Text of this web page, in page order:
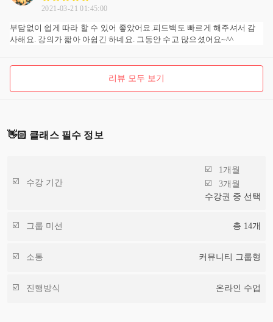
2021-03-21 01:45:00
부담없이 쉽게 따라 할 수 있어 좋았어요.피드백도 빠르게 해주셔서 감
사해요. 강의가 짧아 아쉽긴 하네요. 그동안 수고 많으셨어요~^^
리뷰 모두 보기
👋🏻 클래스 필수 정보
수강 기간
1개월
3개월
수강권 중 선택
그룹 미션 총 14개
소통 커뮤니티 그룹형
진행방식 온라인 수업